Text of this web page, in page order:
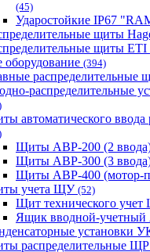
(45)
Ударостойкие IP67
щиты
щиты ETI
(394)
распределительные
автоматического ввода
Щиты АВР-200 (2
Щиты АВР-300 (3
Щиты АВР-400 (мотор-
учета ЩУ (52)
Щит технического
Ящик вводной-
установки
распределительные ЩР